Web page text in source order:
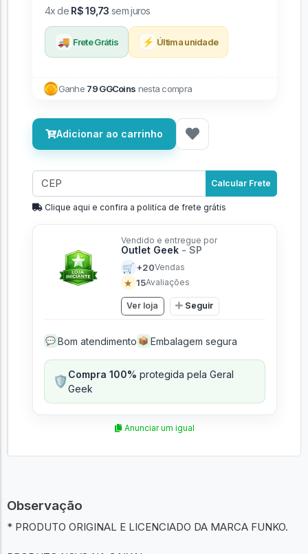
4x de R$ 19,73 sem juros
🚚 Frete Grátis ⚡ Última unidade
Ganhe 79 GGCoins nesta compra
Adicionar ao carrinho
Calcular Frete
Clique aqui e confira a politíca de frete grátis
Vendido e entregue por
Outlet Geek - SP
🛒 +20Vendas
★ 15Avaliações
Ver loja Seguir
💬 Bom atendimento 📦 Embalagem segura
🛡️Compra 100% protegida pela Geral
Geek
Anunciar um igual
Observação
* PRODUTO ORIGINAL E LICENCIADO DA MARCA FUNKO.